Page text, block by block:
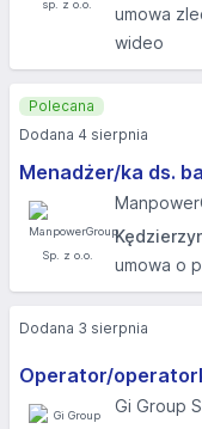
umowa
wideo
Menadżer/ka ds.
umowa o
Polecana
Dodana 4 sierpnia
Operator/
Gi Group
Dodana 3 sierpnia